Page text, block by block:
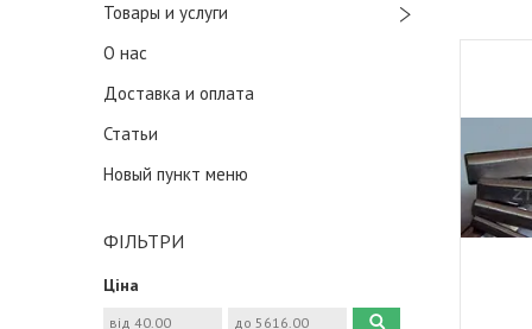
Товары и услуги
О нас
Доставка и оплата
Статьи
Новый пункт меню
ФІЛЬТРИ
Ціна